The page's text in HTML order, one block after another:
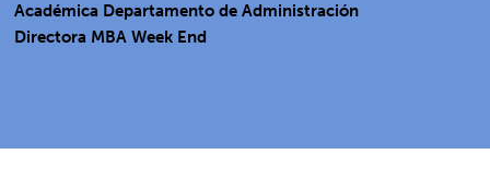
Académica Departamento de Administración
Directora MBA Week End